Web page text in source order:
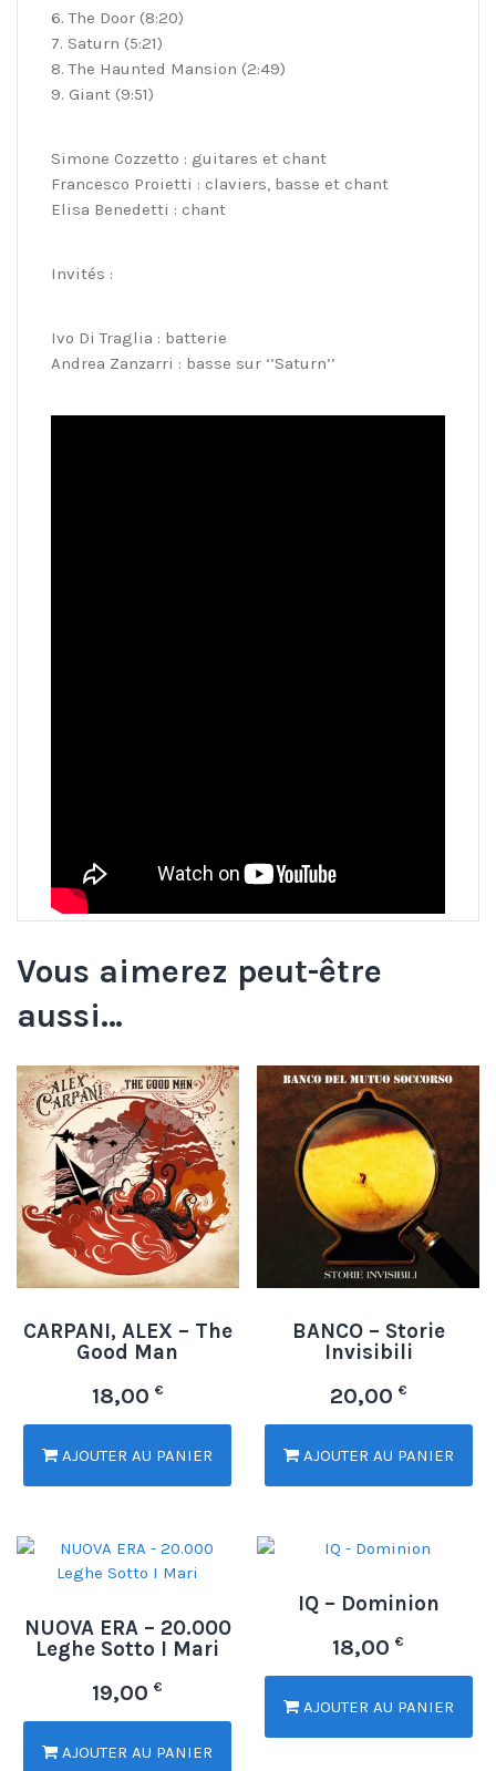
6. The Door (8:20)
7. Saturn (5:21)
8. The Haunted Mansion (2:49)
9. Giant (9:51)
Simone Cozzetto : guitares et chant
Francesco Proietti : claviers, basse et chant
Elisa Benedetti : chant
Invités :
Ivo Di Traglia : batterie
Andrea Zanzarri : basse sur ‘’Saturn’’
Vous aimerez peut-être
aussi…
CARPANI, ALEX – The
Good Man
18,00 €
AJOUTER AU PANIER
BANCO – Storie
Invisibili
20,00 €
AJOUTER AU PANIER
NUOVA ERA – 20.000
Leghe Sotto I Mari
19,00€
AJOUTER AU PANIER
IQ – Dominion
18,00€
AJOUTER AU PANIER